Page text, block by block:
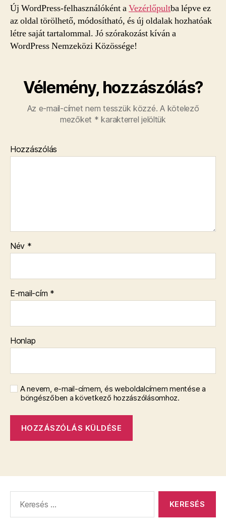
Új WordPress-felhasználóként aVezérlőpultba lépve ez
az oldal törölhető, módosítható, és új oldalak hozhatóak
létre saját tartalommal. Jó szórakozást kíván a
WordPress Nemzeközi Közössége!
Vélemény, hozzászólás?
Az e-mail-címet nem tesszük közzé. A kötelező
mezőket * karakterrel jelöltük
Hozzászólás
Név *
E-mail-cím *
Honlap
A nevem, e-mail-címem, és weboldalcímem mentése a
böngészőben a következő hozzászólásomhoz.